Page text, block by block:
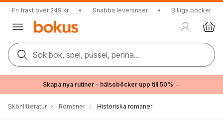
Fri frakt över 249 kr • Snabba leveranser • Billiga böcker
Sök bok, spel, pussel, penna...
Skapa nya rutiner – hälsoböcker upp till 50% →
Skönlitteratur Romaner Historiska romaner